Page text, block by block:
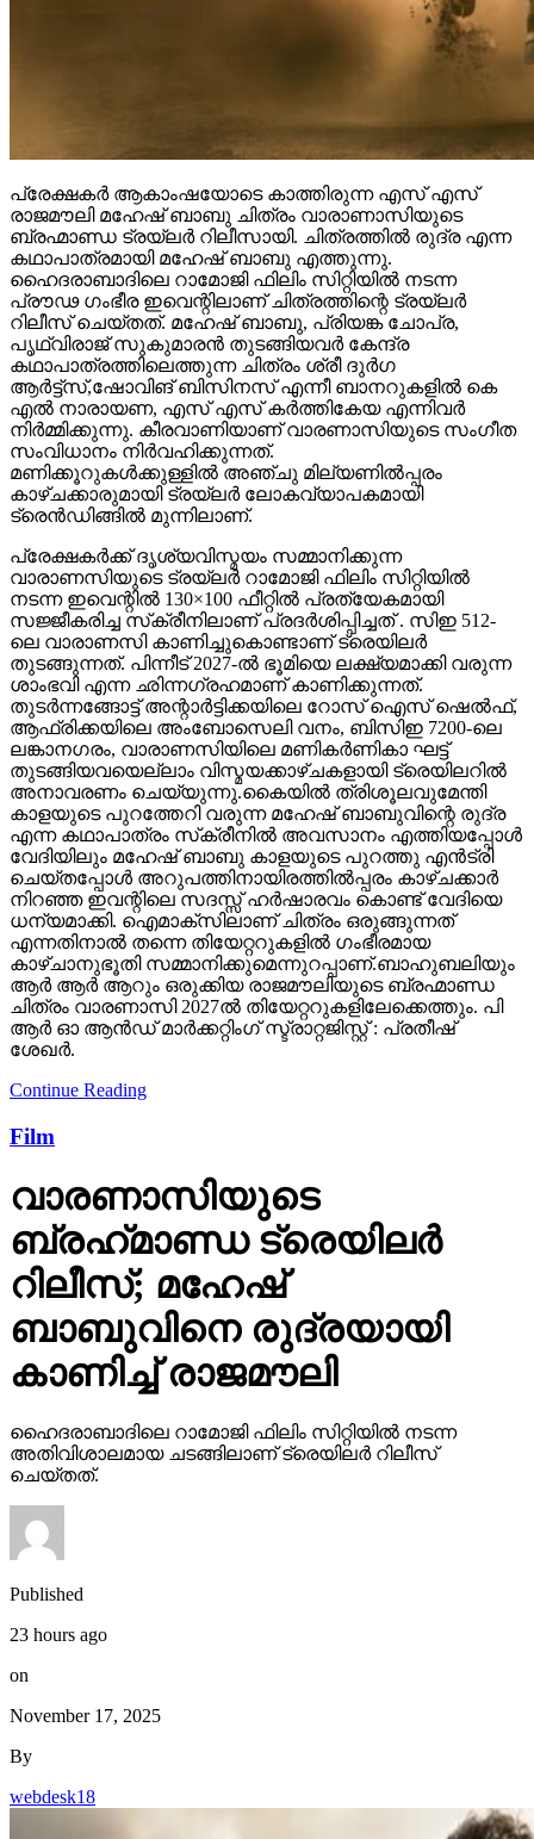
പ്രേക്ഷകർ ആകാംഷയോടെ കാത്തിരുന്ന എസ് എസ്
രാജമൗലി മഹേഷ് ബാബു ചിത്രം വാരാണാസിയുടെ
ബ്രഹ്മാണ്ഡ ട്രയ്ലർ റിലീസായി. ചിത്രത്തിൽ രുദ്ര എന്ന
കഥാപാത്രമായി മഹേഷ് ബാബു എത്തുന്നു.
ഹൈദരാബാദിലെ റാമോജി ഫിലിം സിറ്റിയിൽ നടന്ന
പ്രൗഢ ഗംഭീര ഇവെന്റിലാണ് ചിത്രത്തിന്റെ ട്രയ്ലർ
റിലീസ് ചെയ്തത്. മഹേഷ് ബാബു, പ്രിയങ്ക ചോപ്ര,
പൃഥ്വിരാജ് സുകുമാരൻ തുടങ്ങിയവർ കേന്ദ്ര
കഥാപാത്രത്തിലെത്തുന്ന ചിത്രം ശ്രീ ദുർഗ
ആർട്ട്സ്,ഷോവിങ് ബിസിനസ് എന്നീ ബാനറുകളിൽ കെ
എൽ നാരായണ, എസ് എസ് കർത്തികേയ എന്നിവർ
നിർമ്മിക്കുന്നു. കീരവാണിയാണ് വാരണാസിയുടെ സംഗീത
സംവിധാനം നിർവഹിക്കുന്നത്.
മണിക്കൂറുകൾക്കുള്ളിൽ അഞ്ചു മില്യണിൽപ്പരം
കാഴ്ചക്കാരുമായി ട്രയ്ലർ ലോകവ്യാപകമായി
ട്രെൻഡിങ്ങിൽ മുന്നിലാണ്.
പ്രേക്ഷകർക്ക് ദൃശ്യവിസ്മയം സമ്മാനിക്കുന്ന
വാരാണസിയുടെ ട്രയ്ലർ റാമോജി ഫിലിം സിറ്റിയിൽ
നടന്ന ഇവെന്റിൽ 130×100 ഫീറ്റിൽ പ്രത്യേകമായി
സജ്ജീകരിച്ച സ്‌ക്രീനിലാണ് പ്രദർശിപ്പിച്ചത് . സിഇ 512-
ലെ വാരാണസി കാണിച്ചുകൊണ്ടാണ് ട്രെയിലര്‍
തുടങ്ങുന്നത്. പിന്നീട് 2027-ല്‍ ഭൂമിയെ ലക്ഷ്യമാക്കി വരുന്ന
ശാംഭവി എന്ന ഛിന്നഗ്രഹമാണ് കാണിക്കുന്നത്.
തുടര്‍ന്നങ്ങോട്ട് അന്റാര്‍ട്ടിക്കയിലെ റോസ് ഐസ് ഷെല്‍ഫ്,
ആഫ്രിക്കയിലെ അംബോസെലി വനം, ബിസിഇ 7200-ലെ
ലങ്കാനഗരം, വാരാണസിയിലെ മണികര്‍ണികാ ഘട്ട്
തുടങ്ങിയവയെല്ലാം വിസ്മയക്കാഴ്ചകളായി ട്രെയിലറില്‍
അനാവരണം ചെയ്യുന്നു.കൈയില്‍ ത്രിശൂലവുമേന്തി
കാളയുടെ പുറത്തേറി വരുന്ന മഹേഷ് ബാബുവിന്റെ രുദ്ര
എന്ന കഥാപാത്രം സ്‌ക്രീനിൽ അവസാനം എത്തിയപ്പോൾ
വേദിയിലും മഹേഷ് ബാബു കാളയുടെ പുറത്തു എൻട്രി
ചെയ്തപ്പോൾ അറുപത്തിനായിരത്തിൽപ്പരം കാഴ്ചക്കാർ
നിറഞ്ഞ ഇവന്റിലെ സദസ്സ് ഹർഷാരവം കൊണ്ട് വേദിയെ
ധന്യമാക്കി. ഐമാക്‌സിലാണ് ചിത്രം ഒരുങ്ങുന്നത്
എന്നതിനാല്‍ തന്നെ തിയേറ്ററുകളില്‍ ഗംഭീരമായ
കാഴ്ചാനുഭൂതി സമ്മാനിക്കുമെന്നുറപ്പാണ്.ബാഹുബലിയും
ആർ ആർ ആറും ഒരുക്കിയ രാജമൗലിയുടെ ബ്രഹ്മാണ്ഡ
ചിത്രം വാരണാസി 2027ൽ തിയേറ്ററുകളിലേക്കെത്തും. പി
ആർ ഓ ആൻഡ് മാർക്കറ്റിംഗ് സ്ട്രാറ്റജിസ്റ്റ് : പ്രതീഷ്
ശേഖർ.
Continue Reading
Film
വാരണാസിയുടെ
ബ്രഹ്‌മാണ്ഡ ട്രെയിലര്‍
റിലീസ്; മഹേഷ്
ബാബുവിനെ രുദ്രയായി
കാണിച്ച് രാജമൗലി
ഹൈദരാബാദിലെ റാമോജി ഫിലിം സിറ്റിയില്‍ നടന്ന
അതിവിശാലമായ ചടങ്ങിലാണ് ട്രെയിലര്‍ റിലീസ്
ചെയ്തത്.
Published
23 hours ago
on
November 17, 2025
By
webdesk18